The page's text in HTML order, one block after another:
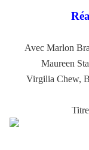
Avec Marlon
Maureen
Virgilia Chew,